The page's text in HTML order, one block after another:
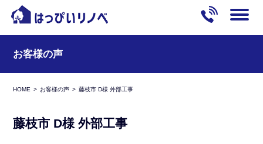
お客様の声
HOME お客様の声 藤枝市 D様 外部工事
藤枝市 D様 外部工事